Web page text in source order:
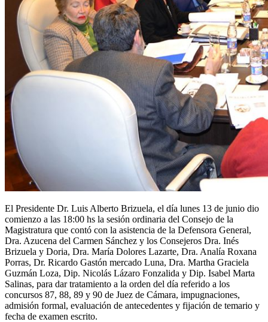
El Presidente Dr. Luis Alberto Brizuela, el día lunes 13 de junio dio
comienzo a las 18:00 hs la sesión ordinaria del Consejo de la
Magistratura que contó con la asistencia de la Defensora General,
Dra. Azucena del Carmen Sánchez y los Consejeros Dra. Inés
Brizuela y Doria, Dra. María Dolores Lazarte, Dra. Analía Roxana
Porras, Dr. Ricardo Gastón mercado Luna, Dra. Martha Graciela
Guzmán Loza, Dip. Nicolás Lázaro Fonzalida y Dip. Isabel Marta
Salinas, para dar tratamiento a la orden del día referido a los
concursos 87, 88, 89 y 90 de Juez de Cámara, impugnaciones,
admisión formal, evaluación de antecedentes y fijación de temario y
fecha de examen escrito.